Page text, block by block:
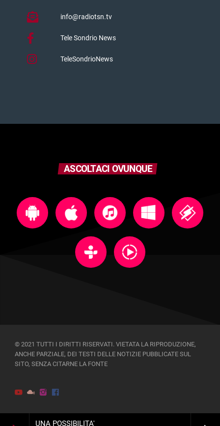
UNA POSSIBILITA'
info@radiotsn.tv
Tele Sondrio News
TeleSondrioNews
ASCOLTACI OVUNQUE
© 2021 TUTTI I DIRITTI RISERVATI. VIETATA LA RIPRODUZIONE,
ANCHE PARZIALE, DEI TESTI DELLE NOTIZIE PUBBLICATE SUL
SITO, SENZA CITARNE LA FONTE